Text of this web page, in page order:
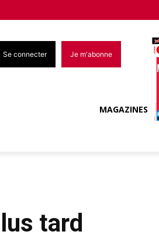
Se connecter Je m'abonne
MAGAZINES
tard